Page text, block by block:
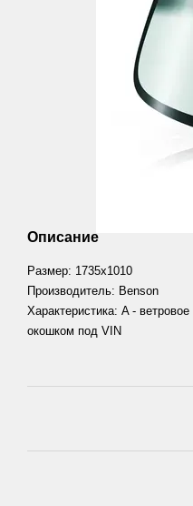
Описание
Размер: 1735х1010
Производитель: Benson
Характеристика: A -
окошком под VIN